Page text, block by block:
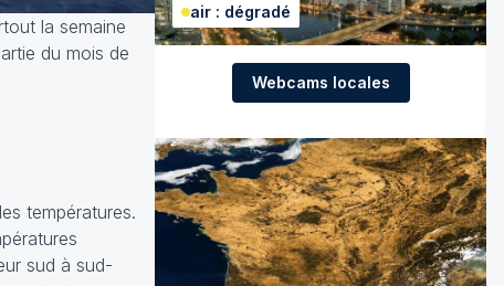
la semaine
du mois de
températures.
sud à sud-
air : dégradé
Webcams locales